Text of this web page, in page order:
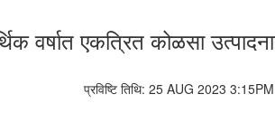
वर्षात एकत्रित कोळसा
प्रविष्टि तिथि: 25 AUG 2023